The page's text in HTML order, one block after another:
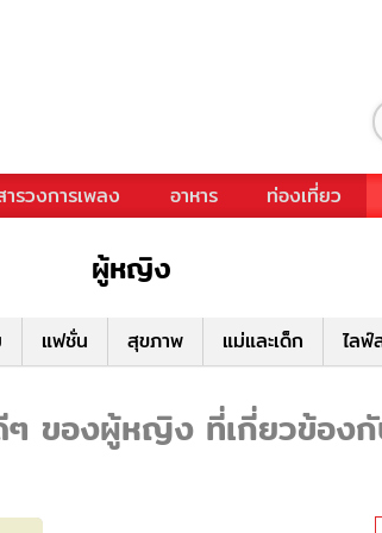
ารวงการเพลง อาหาร ท่องเที่ยว
ผู้หญิง
แฟชั่น สุขภาพ แม่และเด็ก ไลฟ์
ของผู้หญิง ที่เกี่ยวข้อง